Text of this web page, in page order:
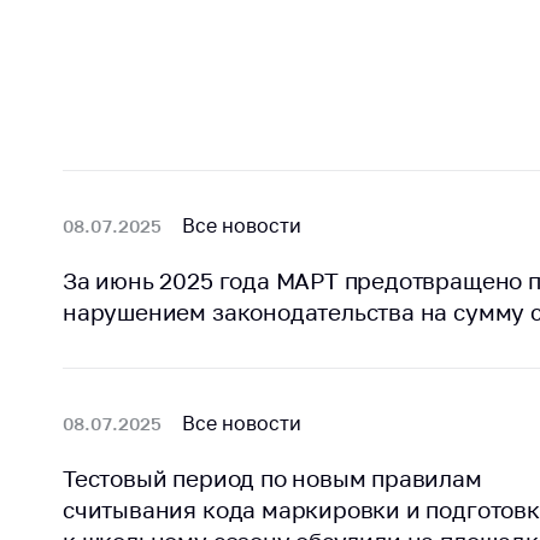
Идеологическая
Официальные
геральдические
Ценовая политика
Антимонопольное
08.07.2025 Все новости
За июнь 2025 года МАРТ предотвращено
нарушением законодательства на сумму
08.07.2025 Все новости
Тестовый период по новым правилам
считывания кода маркировки и